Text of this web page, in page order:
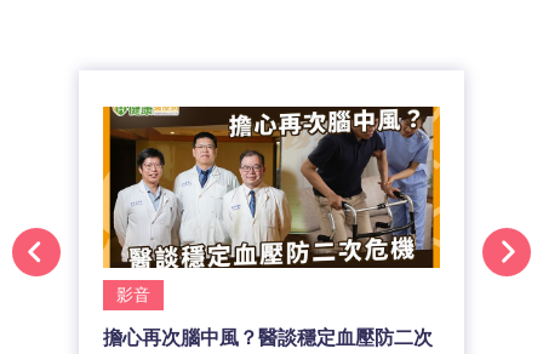
影音
擔心再次腦中風？醫談穩定血壓防二次